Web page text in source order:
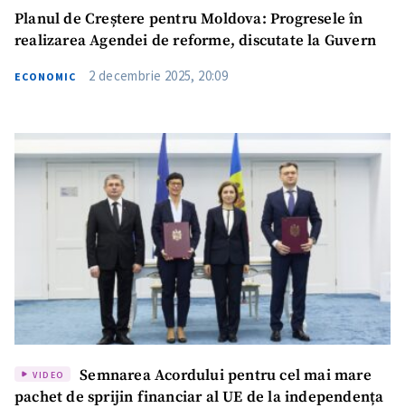
Planul de Creștere pentru Moldova: Progresele în
realizarea Agendei de reforme, discutate la Guvern
ECONOMIC 2 decembrie 2025, 20:09
VIDEO
Semnarea Acordului pentru cel mai mare
pachet de sprijin financiar al UE de la independența